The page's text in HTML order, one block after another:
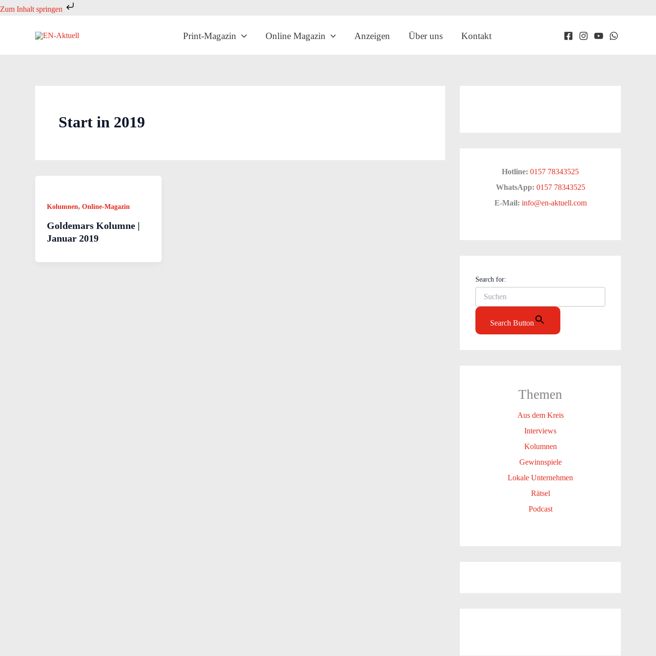
Zum Inhalt springen
Zum
Print-Magazin Online Magazin Anzeigen Über uns Kontakt
Start in 2019
Kolumnen, Online-Magazin
Goldemars Kolumne |
Januar 2019
Hotline: 0157 78343525
WhatsApp: 0157 78343525
E-Mail: info@en-aktuell.com
Search for:
Search Button
Themen
Aus dem Kreis
Interviews
Kolumnen
Gewinnspiele
Lokale Unternehmen
Rätsel
Podcast